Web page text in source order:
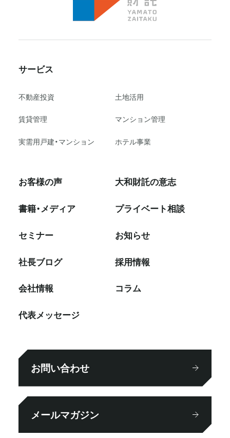
サービス
不動産投資
⼟地活⽤
賃貸管理
マンション管理
実需用戸建・マンション
ホテル事業
お客様の声
書籍・メディア
セミナー
社⻑ブログ
会社情報
代表メッセージ
大和財託の意志
プライベート相談
お知らせ
採⽤情報
コラム
お問い合わせ
メールマガジン